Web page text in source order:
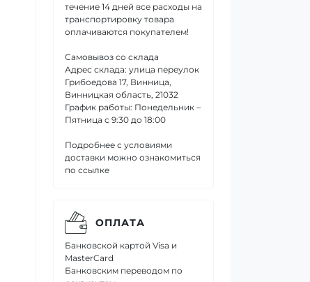
течение 14 дней все расходы на
транспортировку товара
оплачиваются покупателем!
Самовывоз со склада
Адрес склада: улица переулок
Грибоедова 17, Винница,
Винницкая область, 21032
График работы: Понедельник –
Пятница с 9:30 до 18:00
Подробнее с условиями
доставки можно ознакомиться
по ссылке
ОПЛАТА
Банковской картой Visa и
MasterCard
Банковским переводом по